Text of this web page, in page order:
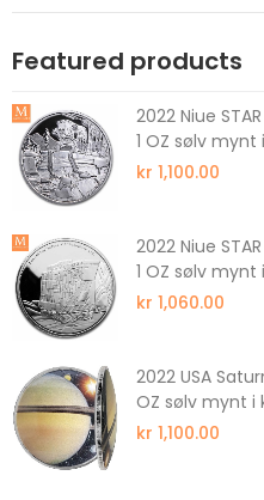
Featured products
2022 Niue STAR
1 OZ sølv
kr 1,100.00
2022 Niue STAR
1 OZ sølv
kr 1,060.00
2022 USA
OZ sølv mynt i
kr 1,100.00